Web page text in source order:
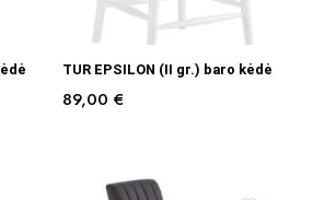
Į KREPŠELĮ
TUR EPSILON (II gr.) baro kėdė
89,00€